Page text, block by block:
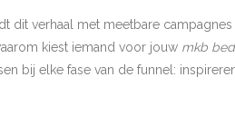
dit verhaal met meetbare
kiest iemand voor jouw mkb
bij elke fase van de funnel: